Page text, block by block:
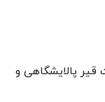
قیر پالایشگاهی و